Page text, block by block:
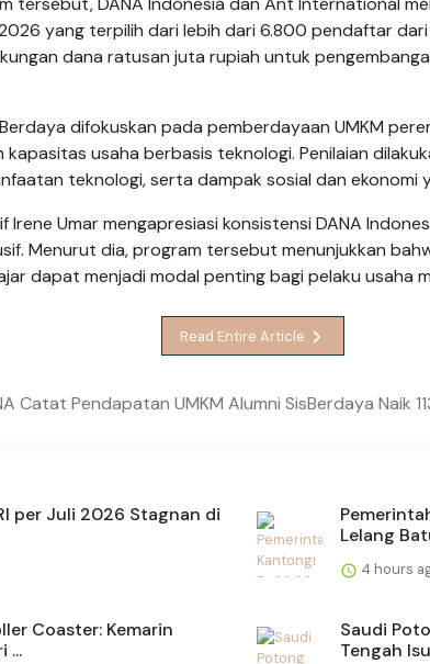
yang terpilih dari lebih dari 6.800 pendaftar
dana ratusan juta rupiah untuk
difokuskan pada pemberdayaan UMKM
usaha berbasis teknologi. Penilaian
teknologi, serta dampak sosial dan ekonomi
Irene Umar mengapresiasi konsistensi DANA
Menurut dia, program tersebut menunjukkan
dapat menjadi modal penting bagi pelaku usaha
Read Entire Article
Catat Pendapatan UMKM Alumni SisBerdaya Naik
per Juli 2026 Stagnan di
Lelang
4 hours
Coaster: Kemarin
...
Saudi
Tengah